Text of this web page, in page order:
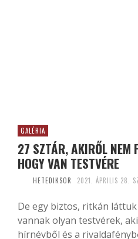
GALÉRIA
27 SZTÁR, AKIRŐL NEM
HOGY VAN TESTVÉRE
HETEDIKSOR 2021. ÁPRILIS 28.
De egy biztos, ritkán
vannak olyan testvérek,
hírnévből és a